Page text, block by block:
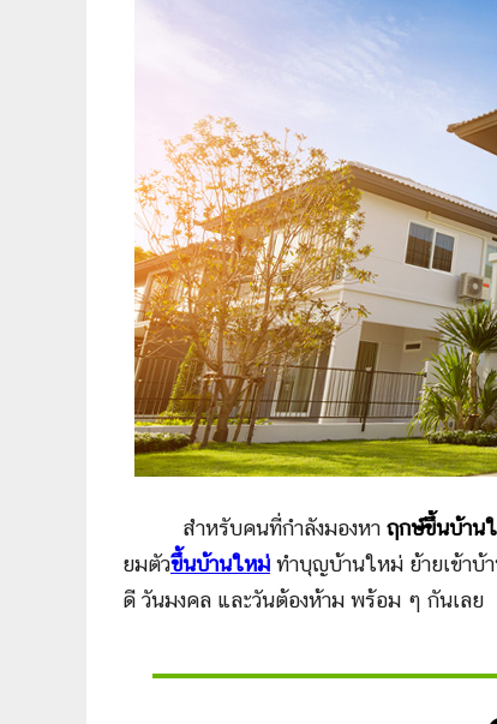
สำหรับคนที่กำลังมองหา ฤกษ์ขึ้นบ้าน
ยมตัวขึ้นบ้านใหม่ ทำบุญบ้านใหม่ ย้ายเข้าบ้
ดี วันมงคล และวันต้องห้าม พร้อม ๆ กันเลย